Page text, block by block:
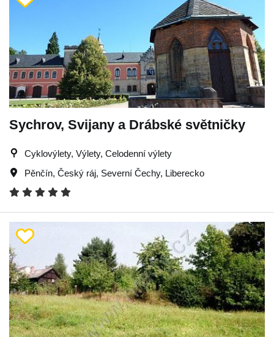
Sychrov, Svijany a Drábské světničky
Cyklovýlety, Výlety, Celodenní výlety
Pěnčín, Český ráj, Severní Čechy, Liberecko